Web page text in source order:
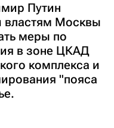
Путин
властям Москвы
меры по
в зоне ЦКАД
комплекса и
"пояса